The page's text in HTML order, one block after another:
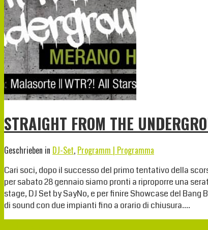
STRAIGHT FROM THE
Geschrieben in DJ-Set, Programm | Programma
Cari soci, dopo il successo del primo tentativo della
per sabato 28 gennaio siamo pronti a riproporre una
stage, DJ Set by SayNo, e per finire Showcase del
di sound con due impianti fino a orario di chiusura….